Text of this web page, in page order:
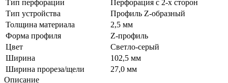
Тип перфорации
Перфорация с 2-х сторон
Тип устройства
Профиль Z-образный
Толщина материала
2,5 мм
Форма профиля
Z-профиль
Цвет
Светло-серый
Ширина
102,5 мм
Ширина прореза/щели
27,0 мм
Описание